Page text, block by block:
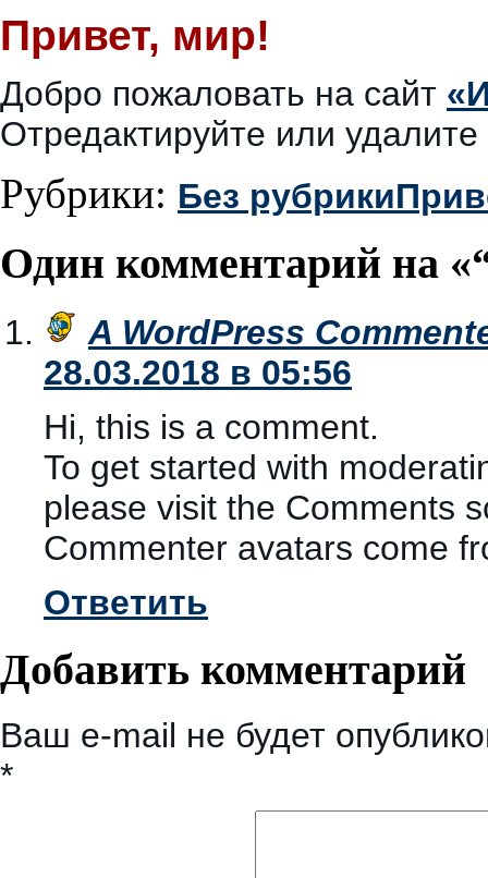
Привет, мир!
Добро пожаловать на сайт
Отредактируйте или
Рубрики: Без рубрики
Один комментарий на
A WordPress
28.03.2018 в 05:56
Hi, this is a comment.
To get started with
please visit the Comments
Commenter avatars come
Ответить
Добавить комментарий
Ваш e-mail не будет
*